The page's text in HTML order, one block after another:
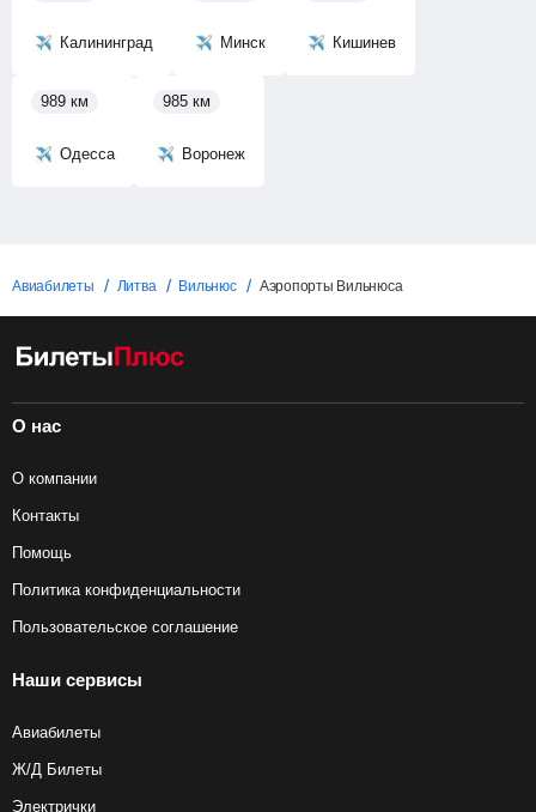
Калининград Минск Кишинев
Одесса
989 км
Воронеж
985 км
Авиабилеты Литва Вильнюс Аэропорты Вильнюса
О нас
О компании
Контакты
Помощь
Политика конфиденциальности
Пользовательское соглашение
Наши сервисы
Авиабилеты
Ж/Д Билеты
Электрички